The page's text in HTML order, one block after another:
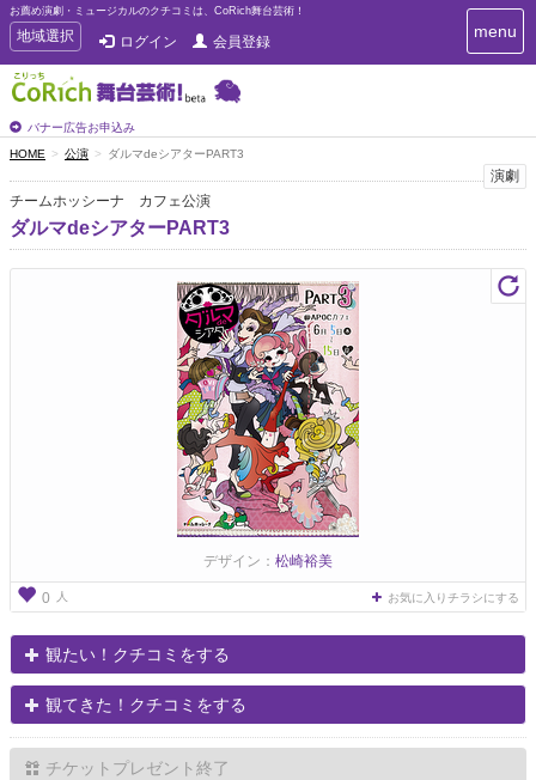
お薦め演劇・ミュージカルのクチコミは、CoRich舞台芸術！
T
o
g
g
e
n
a
v
i
g
地域選択 ログイン 会員登録
バナー広告お申込み
T
o
i
g
menu
HOME 公演 ダルマdeシアターPART3
演劇
チームホッシーナ カフェ公演
ダルマdeシアターPART3
デザイン： 松崎裕美
0 人 お気に入りチラシにする
観たい！クチコミをする
観てきた！クチコミをする
チケットプレゼント終了